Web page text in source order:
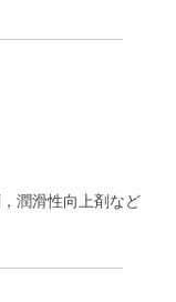
潤滑性向上剤など